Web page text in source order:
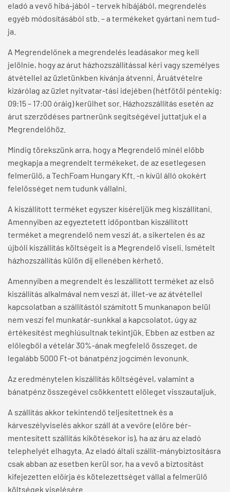
eladó a vevő hibá-jából – tervek hibájából, megrendelés
egyéb módosításából stb. – a termékeket gyártani nem tud-
ja.
A Megrendelőnek a megrendelés leadásakor meg kell
jelölnie, hogy az árut házhozszállítással kéri vagy személyes
átvétellel az üzletünkben kívánja átvenni. Áruátvételre
kizárólag az üzlet nyitvatar-tási idejében (hétfőtől péntekig:
09:15 – 17:00 óráig) kerülhet sor. Házhozszállítás esetén az
árut szerződéses partnerünk segítségével juttatjuk el a
Megrendelőhöz.
Mindig törekszünk arra, hogy a Megrendelő minél előbb
megkapja a megrendelt termékeket, de az esetlegesen
felmerülő, a TechFoam Hungary Kft. -n kívül álló okokért
felelősséget nem tudunk vállalni.
A kiszállított terméket egyszer kíséreljük meg kiszállítani.
Amennyiben az egyeztetett időpontban kiszállított
terméket a megrendelő nem veszi át, a sikertelen és az
újbóli kiszállítás költségeit is a Megrendelő viseli. Ismételt
házhozszállítás külön díj ellenében kérhető.
Amennyiben a megrendelt és leszállított terméket az első
kiszállítás alkalmával nem veszi át, illet-ve az átvétellel
kapcsolatban a szállítástól számított 5 munkanapon belül
nem veszi fel munkatár-sunkkal a kapcsolatot, úgy az
értékesítést meghiúsultnak tekintjük. Ebben az estben az
előlegből a vételár 30%-ának megfelelő összeget, de
legalább 5000 Ft-ot bánatpénz jogcímén levonunk.
Az eredménytelen kiszállítás költségével, valamint a
bánatpénz összegével csökkentett előleget visszautaljuk.
A szállítás akkor tekintendő teljesítettnek és a
kárveszélyviselés akkor száll át a vevőre (előre bér-
mentesített szállítás kikötésekor is), ha az áru az eladó
telephelyét elhagyta. Az eladó általi szállít-mánybiztosításra
csak abban az esetben kerül sor, ha a vevő a biztosítást
kifejezetten előírja és kötelezettséget vállal a felmerülő
költségek viselésére.